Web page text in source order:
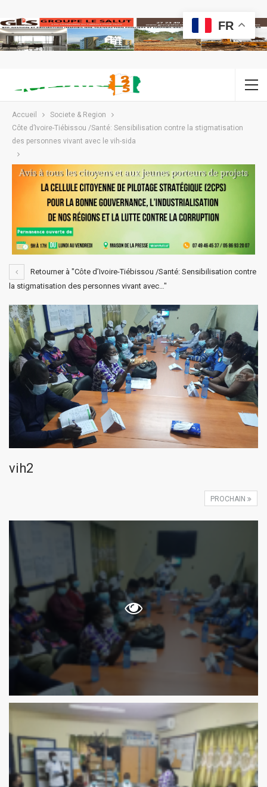
Accueil
Societe & Region
Côte d’Ivoire-Tiébissou /Santé: Sensibilisation contre la stigmatisation
des personnes vivant avec le vih-sida
Retourner à "Côte d’Ivoire-Tiébissou /Santé: Sensibilisation contre
la stigmatisation des personnes vivant avec…"
vih2
PROCHAIN
FR